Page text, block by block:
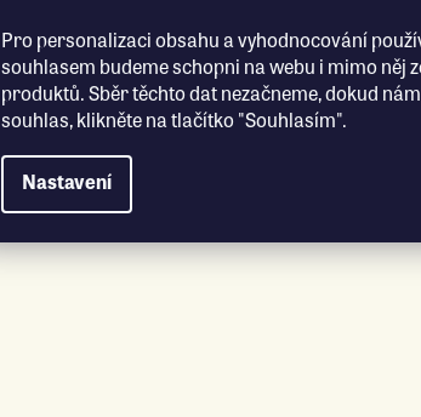
Pro personalizaci obsahu a vyhodnocování
souhlasem budeme schopni na webu i mimo něj
produktů. Sběr těchto dat nezačneme, dokud
souhlas, klikněte na tlačítko "Souhlasím".
Nastavení